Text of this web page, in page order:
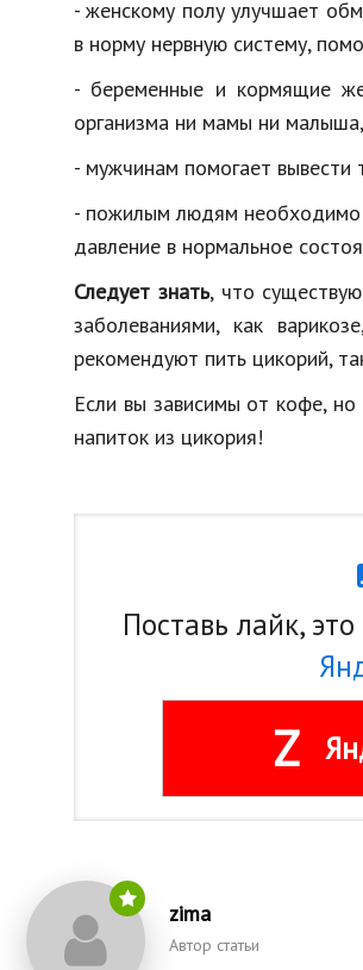
- женскому полу улучшает
в норму нервную систему,
- беременные и кормящие
организма ни мамы ни малыша,
- мужчинам помогает вывести
- пожилым людям необходимо
давление в нормальное
Следует знать, что
заболеваниями, как
рекомендуют пить цикорий,
Если вы зависимы от кофе,
напиток из цикория!
Поставь лайк,
Z
zima
Автор статьи